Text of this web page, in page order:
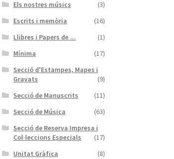
Els nostres músics
(3)
Escrits i memòria
(16)
Llibres i Papers de ...
(1)
Mínima
(17)
Secció d'Estampes, Mapes i
Gravats
(9)
Secció de Manuscrits
(11)
Secció de Música
(63)
Secció de Reserva Impresa i
Col·leccions Especials
(17)
Unitat Gràfica
(8)